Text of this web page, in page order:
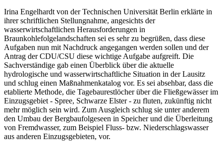
Irina Engelhardt von der Technischen Universität Berlin erklärte in
ihrer schriftlichen Stellungnahme, angesichts der
wasserwirtschaftlichen Herausforderungen in
Braunkohlefolgelandschaften sei es sehr zu begrüßen, dass diese
Aufgaben nun mit Nachdruck angegangen werden sollen und der
Antrag der CDU/CSU diese wichtige Aufgabe aufgreift. Die
Sachverständige gab einen Überblick über die aktuelle
hydrologische und wasserwirtschaftliche Situation in der Lausitz
und schlug einen Maßnahmenkatalog vor. Es sei absehbar, dass die
etablierte Methode, die Tagebaurestlöcher über die Fließgewässer im
Einzugsgebiet - Spree, Schwarze Elster - zu fluten, zukünftig nicht
mehr möglich sein wird. Zum Ausgleich schlug sie unter anderem
den Umbau der Bergbaufolgeseen in Speicher und die Überleitung
von Fremdwasser, zum Beispiel Fluss- bzw. Niederschlagswasser
aus anderen Einzugsgebieten, vor.